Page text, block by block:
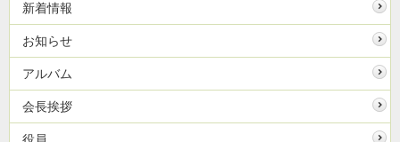
新着情報
お知らせ
アルバム
会長挨拶